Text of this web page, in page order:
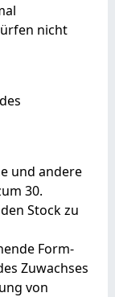
nicht
und andere
30.
Stock zu
Form-
Zuwachses
von